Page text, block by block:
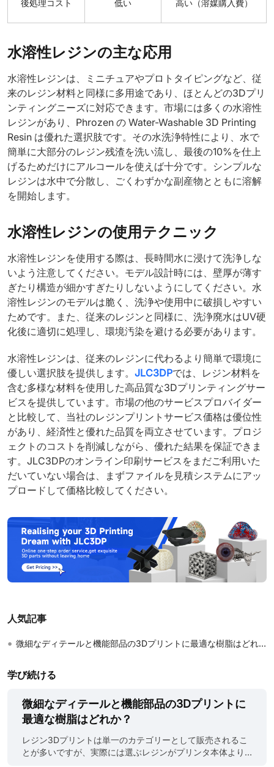
後処理コスト 低い 高い（溶媒購入費）
水溶性レジンの主な応用
水溶性レジンは、ミニチュアやプロトタイピングなど、従
来のレジン材料と同様に多用途であり、ほとんどの3Dプリ
ンティングニーズに対応できます。市場には多くの水溶性
レジンがあり、Phrozen の Water-Washable 3D Printing
Resin は優れた選択肢です。その水洗浄特性により、水で
簡単に大部分のレジン残渣を洗い流し、最後の10%を仕上
げるためだけにアルコールを使えば十分です。シンプルな
レジンは水中で分散し、ごくわずかな副産物とともに溶解
を開始します。
水溶性レジンの使用テクニック
水溶性レジンを使用する際は、長時間水に浸けて洗浄しな
いよう注意してください。モデル設計時には、壁厚が薄す
ぎたり構造が細かすぎたりしないようにしてください。水
溶性レジンのモデルは脆く、洗浄や使用中に破損しやすい
ためです。また、従来のレジンと同様に、洗浄廃水はUV硬
化後に適切に処理し、環境汚染を避ける必要があります。
水溶性レジンは、従来のレジンに代わるより簡単で環境に
優しい選択肢を提供します。 JLC3DPでは、レジン材料を
含む多様な材料を使用した高品質な3Dプリンティングサー
ビスを提供しています。市場の他のサービスプロバイダー
と比較して、当社のレジンプリントサービス価格は優位性
があり、経済性と優れた品質を両立させています。プロジ
ェクトのコストを削減しながら、優れた結果を保証できま
す。JLC3DPのオンライン印刷サービスをまだご利用いた
だいていない場合は、まずファイルを見積システムにアッ
プロードして価格比較してください。
人気記事
• 微細なディテールと機能部品の3Dプリントに最適な樹脂はどれか？
学び続ける
微細なディテールと機能部品の3Dプリントに
最適な樹脂はどれか？
レジン3Dプリントは単一のカテゴリーとして販売されるこ
とが多いですが、実際には選ぶレジンがプリンタ本体より